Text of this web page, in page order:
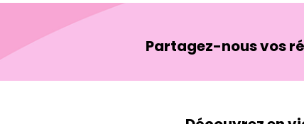
Partagez-nous vos